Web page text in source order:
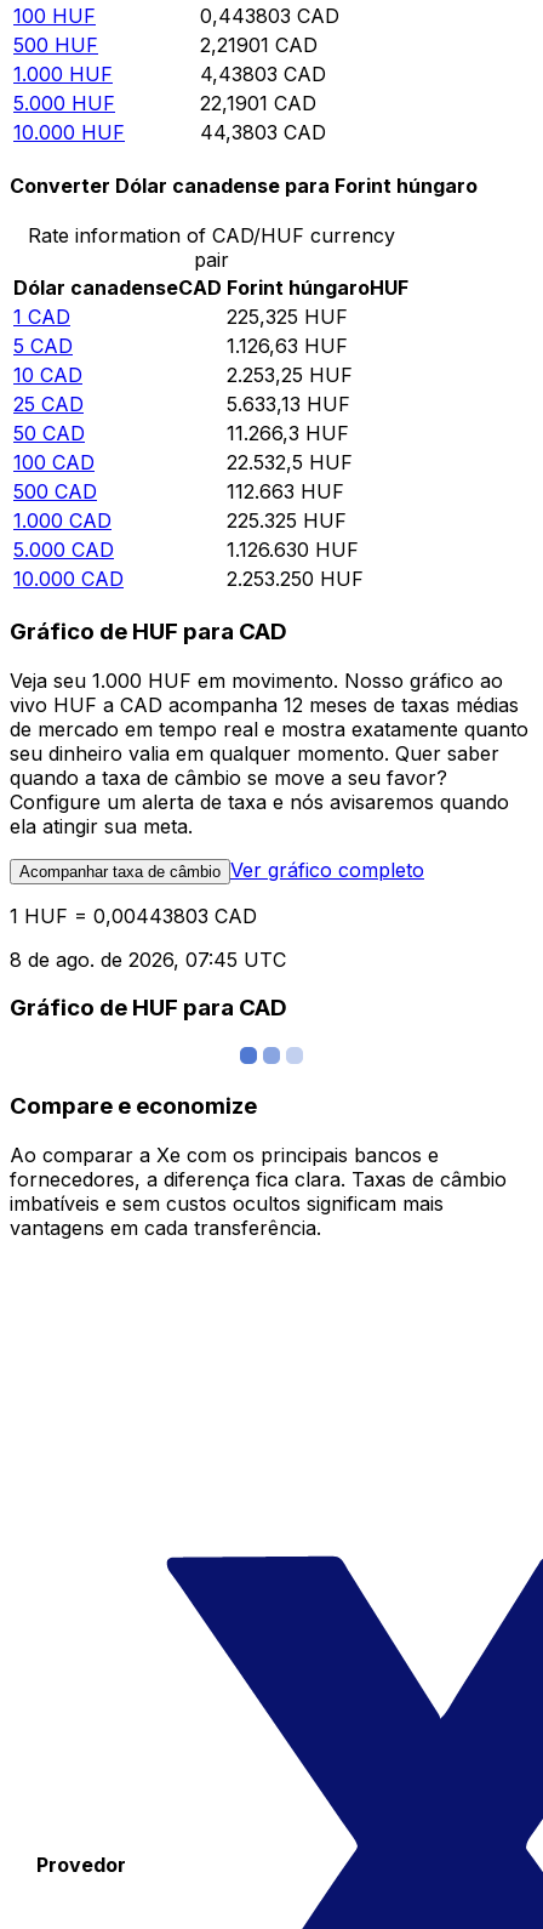
100 HUF 0,443803 CAD
500 HUF 2,21901 CAD
1.000 HUF 4,43803 CAD
5.000 HUF 22,1901 CAD
10.000 HUF 44,3803 CAD
Converter Dólar canadense para Forint húngaro
Rate information of CAD/HUF currency
pair
Dólar canadenseCAD Forint húngaroHUF
1 CAD 225,325 HUF
5 CAD 1.126,63 HUF
10 CAD 2.253,25 HUF
25 CAD 5.633,13 HUF
50 CAD 11.266,3 HUF
100 CAD 22.532,5 HUF
500 CAD 112.663 HUF
1.000 CAD 225.325 HUF
5.000 CAD 1.126.630 HUF
10.000 CAD 2.253.250 HUF
Gráfico de HUF para CAD
Veja seu 1.000 HUF em movimento. Nosso gráfico ao
vivo HUF a CAD acompanha 12 meses de taxas médias
de mercado em tempo real e mostra exatamente quanto
seu dinheiro valia em qualquer momento. Quer saber
quando a taxa de câmbio se move a seu favor?
Configure um alerta de taxa e nós avisaremos quando
ela atingir sua meta.
Acompanhar taxa de câmbio Ver gráfico completo
1 HUF = 0,00443803 CAD
8 de ago. de 2026, 07:45 UTC
Gráfico de HUF para CAD
Compare e economize
Ao comparar a Xe com os principais bancos e
fornecedores, a diferença fica clara. Taxas de câmbio
imbatíveis e sem custos ocultos significam mais
vantagens em cada transferência.
Provedor